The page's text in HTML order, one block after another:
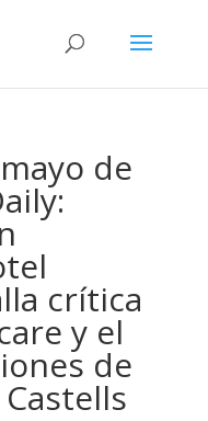
de
crítica
y el
de